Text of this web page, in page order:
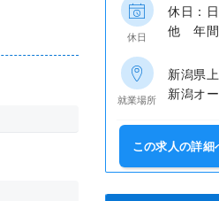
休日
休日：
他 年間
就業場所
新潟県
新潟オ
この求人の詳細